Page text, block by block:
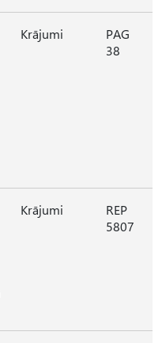
Krājumi
PAG
38
Krājumi
REP
5807